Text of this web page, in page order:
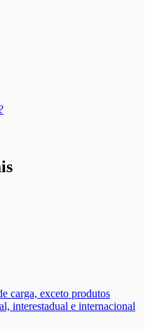
carga, exceto produtos
interestadual e internacional